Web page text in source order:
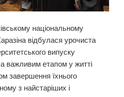
національному
відбулася урочиста
випуску
важливим етапом у житті
завершення їхнього
з найстаріших і